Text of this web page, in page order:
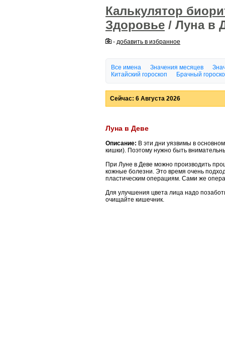
Калькулятор
Здоровье / Луна в
- добавить в избранное
Все имена Значения месяцев
Китайский гороскоп
Брачный
Сейчас: 6 Августа 2026
Луна в Деве
Описание: В эти дни уязвимы в
кишки). Поэтому нужно быть
При Луне в Деве можно производить
кожные болезни. Это время очень
пластическим операциям. Сами же
Для улучшения цвета лица надо
очищайте кишечник.